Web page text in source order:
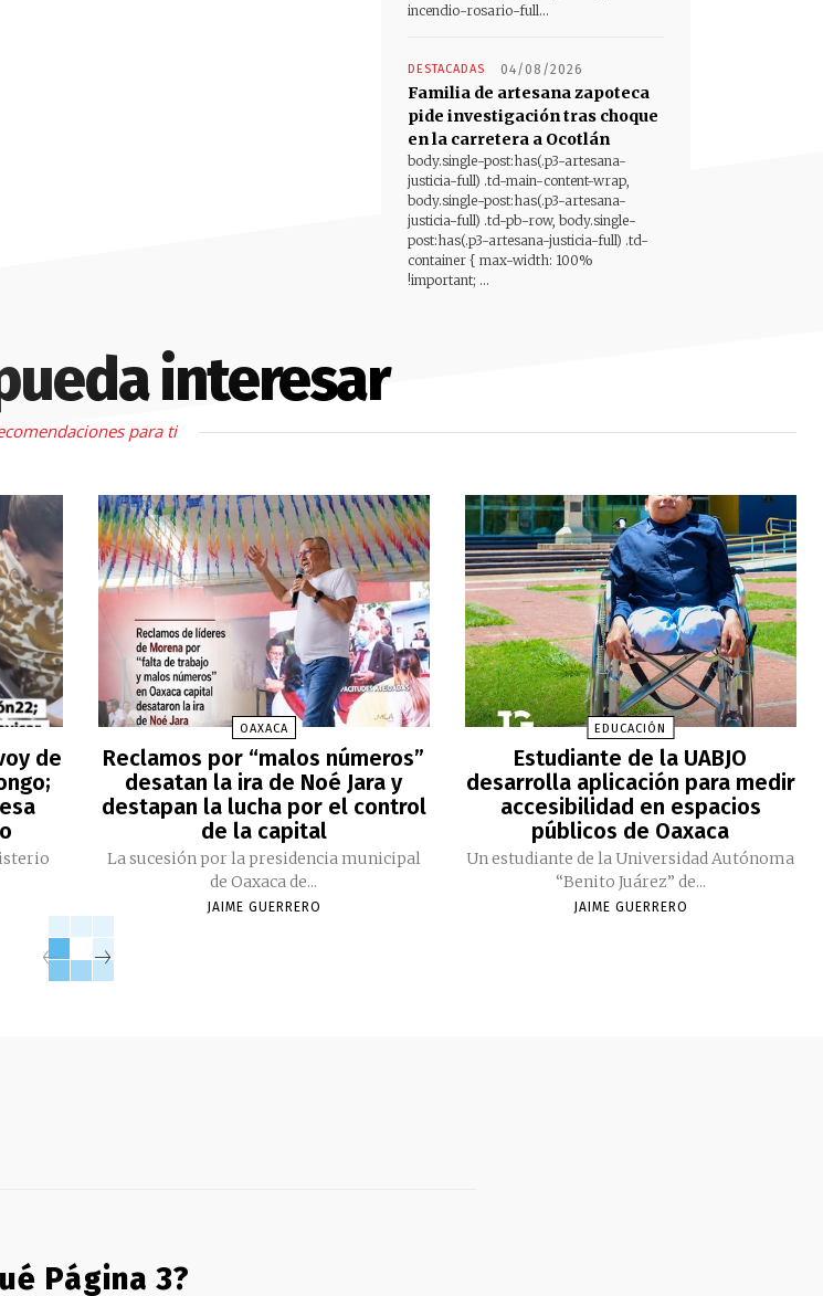
incendio-rosario-full...
DESTACADAS 04/08/2026
Familia de artesana zapoteca
pide investigación tras choque
en la carretera a Ocotlán
body.single-post:has(.p3-artesana-
justicia-full) .td-main-content-wrap,
body.single-post:has(.p3-artesana-
justicia-full) .td-pb-row, body.single-
post:has(.p3-artesana-justicia-full) .td-
container { max-width: 100%
!important; ...
interesar
para ti
de
OAXACA
Reclamos por “malos números”
desatan la ira de Noé Jara y
destapan la lucha por el control
de la capital
La sucesión por la presidencia municipal
de Oaxaca de...
JAIME GUERRERO
EDUCACIÓN
Estudiante de la UABJO
desarrolla aplicación para medir
accesibilidad en espacios
públicos de Oaxaca
Un estudiante de la Universidad Autónoma
“Benito Juárez” de...
JAIME GUERRERO
Página 3?